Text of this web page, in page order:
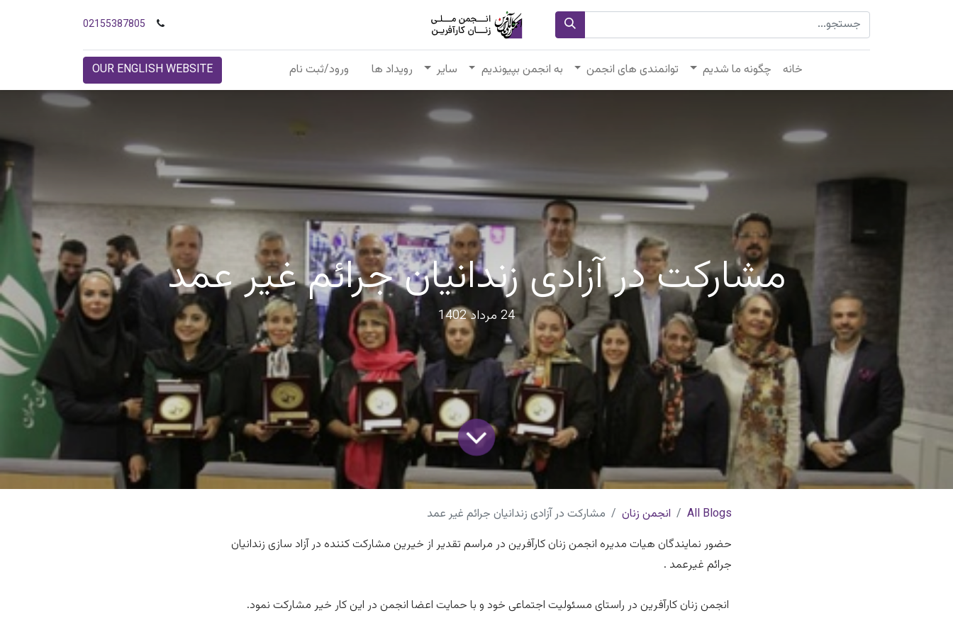
02155387805
خانه چگونه ما شدیم توانمندی های انجمن به انجمن بپیوندیم سایر رویداد ها ورود/ثبت نام OUR ENGLISH WEBSITE
مشارکت در آزادی زندانیان جرائم غیر عمد
24 مرداد 1402
All Blogs انجمن زنان
مشارکت در آزادی زندانیان جرائم غیر عمد
حضور نمایندگان هیات مدیره انجمن زنان کارآفرین در مراسم تقدیر از خیرین مشارکت کننده در آزاد سازی زندانیان
جرائم غیرعمد .
انجمن زنان کارآفرین در راستای مسئولیت اجتماعی خود و با حمایت اعضا انجمن در این کار خیر مشارکت نمود.